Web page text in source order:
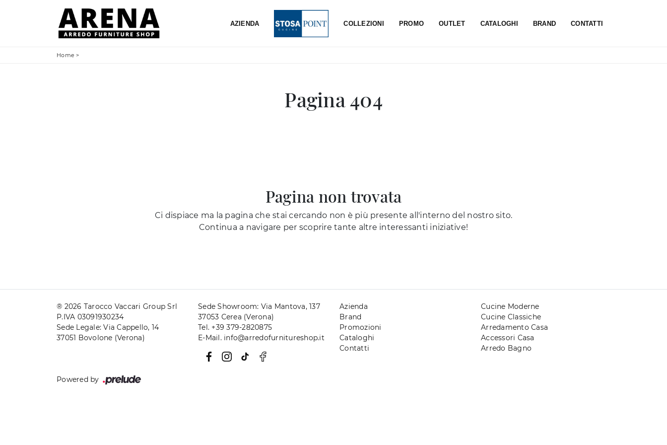
AZIENDA COLLEZIONI PROMO OUTLET CATALOGHI BRAND CONTATTI
Home >
Pagina 404
Pagina non trovata
Ci dispiace ma la pagina che stai cercando non è più presente all'interno del nostro sito.
Continua a navigare per scoprire tante altre interessanti iniziative!
® 2026 Tarocco Vaccari Group Srl
P.IVA 03091930234
Sede Legale: Via Cappello, 14
37051 Bovolone (Verona)
Sede Showroom: Via Mantova, 137
37053 Cerea (Verona)
Tel. +39 379-2820875
E-Mail. info@arredofurnitureshop.it
Azienda
Brand
Promozioni
Cataloghi
Contatti
Cucine Moderne
Cucine Classiche
Arredamento Casa
Accessori Casa
Arredo Bagno
Powered by